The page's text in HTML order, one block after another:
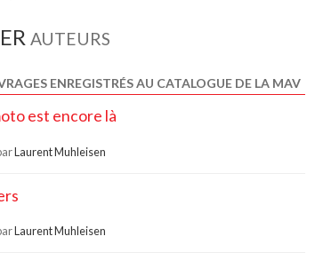
CONTACTS
TEXTES JEUNE PUBLIC
AUTEURS
ENREGISTRÉS AU CATALOGUE DE LA MAV
est encore là
Laurent Muhleisen
Laurent Muhleisen